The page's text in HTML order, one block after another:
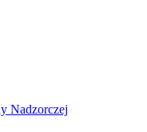
Nadzorczej